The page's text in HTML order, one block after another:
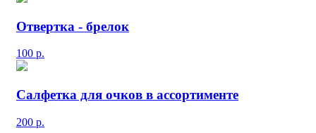
Отвертка - брелок
100 р.
Салфетка для очков в ассортименте
200 р.